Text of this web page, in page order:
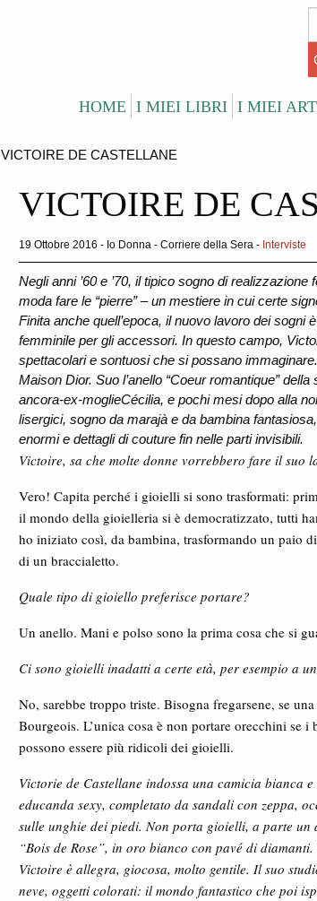
HOME I MIEI LIBRI I MIEI
VICTOIRE DE CASTELLANE
VICTOIRE DE
19 Ottobre 2016 - Io Donna - Corriere della Sera - Interviste
Negli anni ’60 e ’70, il tipico sogno di
moda fare le “pierre” – un mestiere in cui certe
Finita anche quell’epoca, il nuovo lavoro dei sogni
femminile per gli accessori. In questo campo,
spettacolari e sontuosi che si possano
Maison Dior. Suo l’anello “Coeur romantique”
ancora-ex-moglieCécilia, e pochi mesi dopo alla
lisergici, sogno da marajà e da bambina
enormi e dettagli di couture fin nelle parti invisibili.
Victoire, sa che molte donne vorrebbero fare il suo
Vero! Capita perché i gioielli si sono trasformati:
il mondo della gioielleria si è democratizzato, tutti
ho iniziato così, da bambina, trasformando un paio
di un braccialetto.
Quale tipo di gioiello preferisce portare?
Un anello. Mani e polso sono la prima cosa che si
Ci sono gioielli inadatti a certe età, per esempio a
No, sarebbe troppo triste. Bisogna fregarsene, se
Bourgeois. L’unica cosa è non portare orecchini
possono essere più ridicoli dei gioielli.
Victorie de Castellane indossa una camicia bianca
educanda sexy, completato da sandali con zeppa,
sulle unghie dei piedi. Non porta gioielli, a parte un
“Bois de Rose”, in oro bianco con pavé di diamanti.
Victoire è allegra, giocosa, molto gentile. Il suo
neve, oggetti colorati: il mondo fantastico che poi